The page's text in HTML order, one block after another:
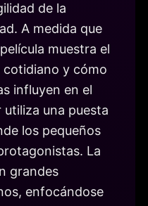
de la
A medida que
muestra el
cotidiano y cómo
influyen en el
una puesta
los pequeños
La
grandes
enfocándose